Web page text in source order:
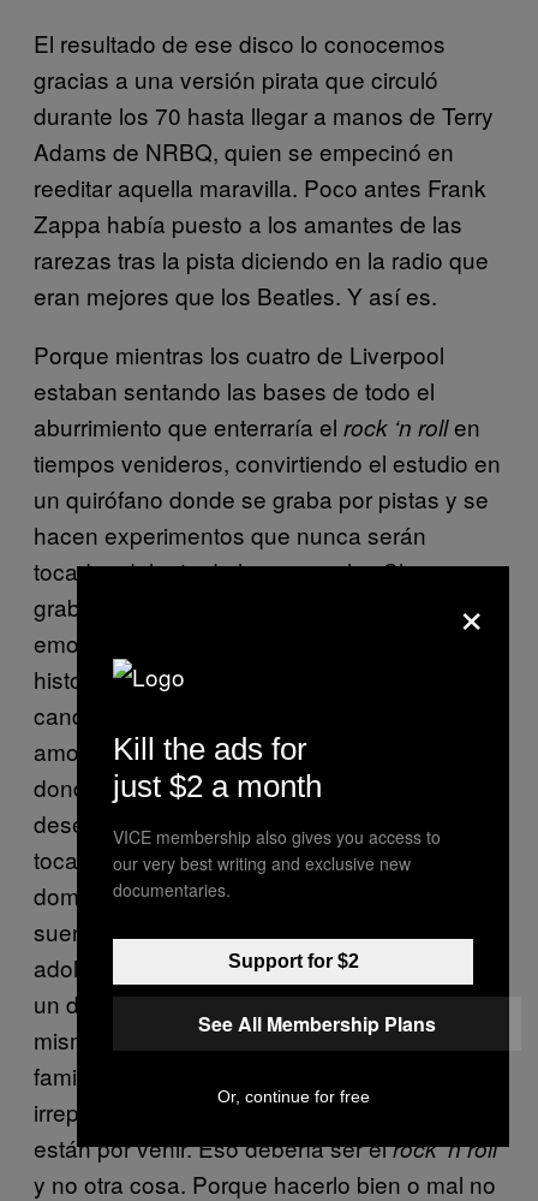
El resultado de ese disco lo conocemos
gracias a una versión pirata que circuló
durante los 70 hasta llegar a manos de Terry
Adams de NRBQ, quien se empecinó en
reeditar aquella maravilla. Poco antes Frank
Zappa había puesto a los amantes de las
rarezas tras la pista diciendo en la radio que
eran mejores que los Beatles. Y así es.
Porque mientras los cuatro de Liverpool
estaban sentando las bases de todo el
aburrimiento que enterraría el rock ‘n rollen
tiempos venideros, convirtiendo el estudio en
un quirófano donde se graba por pistas y se
hacen experimentos que nunca serán
tocados delante de humanos, las Shaggs
grabaron sin querer el mayor y más
emocionante retrato adolescente de la
historia de la música moderna, lleno de
candor, miedo, despecho, secretos, juego,
amor e incomprensión. Una obra extraña
donde todo suena enérgicamente
desencajado, donde nada está cantado o
tocado en frío porque apenas pueden
dominar sus instrumentos. Sus canciones
suenan como el primer gallo de un
adolescente, algo involuntario en medio de
un discurso que provoca frustración en uno
mismo y burla cómplice en las comidas
familiares, algo roto, en construcción,
irrepetible, motor de los sentimientos que
están por venir. Eso debería ser elrock ‘n roll
y no otra cosa. Porque hacerlo bien o mal no
×
Kill the ads for
just $2 a month
VICE membership also gives you access to
our very best writing and exclusive new
documentaries.
Support for $2
See All Membership Plans
Or, continue for free